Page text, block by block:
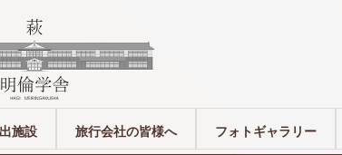
施設 旅行会社の皆様へ フォトギャラリー